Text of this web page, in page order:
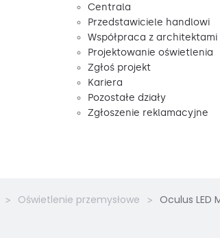
Centrala
Przedstawiciele handlowi
Współpraca z architektami
Projektowanie oświetlenia
Zgłoś projekt
Kariera
Pozostałe działy
Zgłoszenie reklamacyjne
Oświetlenie przemysłowe Oculus LED